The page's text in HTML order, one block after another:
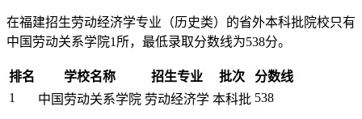
在福建招生劳动经济学专业（历史类）的省外本科批院校只有
中国劳动关系学院1所，最低录取分数线为538分。
排名 学校名称 招生专业 批次
分数线
1
中国劳动关系学院 劳动经济学 本科批 538